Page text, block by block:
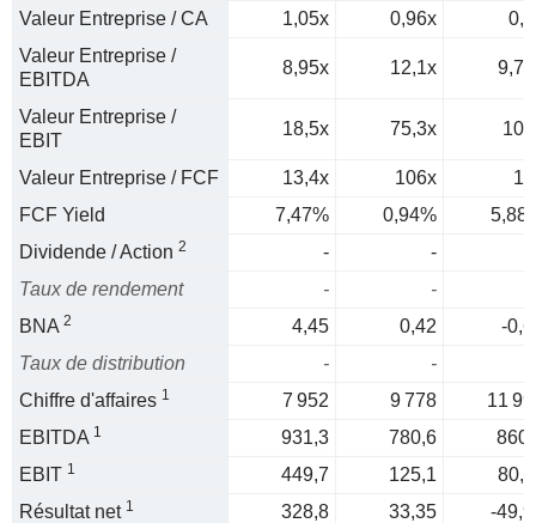
Valeur Entreprise / CA
1,05x 0,96x
Valeur Entreprise /
EBITDA
8,95x 12,1x
Valeur Entreprise /
EBIT
18,5x 75,3x
Valeur Entreprise / FCF 13,4x 106x
FCF Yield
7,47% 0,94%
Dividende / Action 2 -
-
Taux de rendement
-
-
BNA 2 4,45 0,42
-
Taux de distribution
-
-
Chiffre d'affaires 1 7 952 9 778
11
EBITDA 1 931,3 780,6
EBIT 1 449,7 125,1
Résultat net 1 328,8 33,35
-